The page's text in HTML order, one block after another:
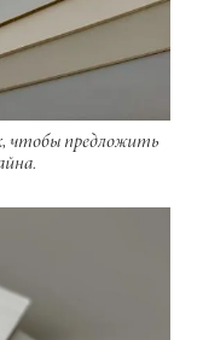
чтобы предложить